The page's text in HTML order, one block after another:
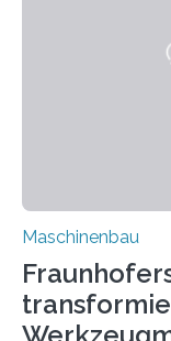
Durch den
Maschinenbau